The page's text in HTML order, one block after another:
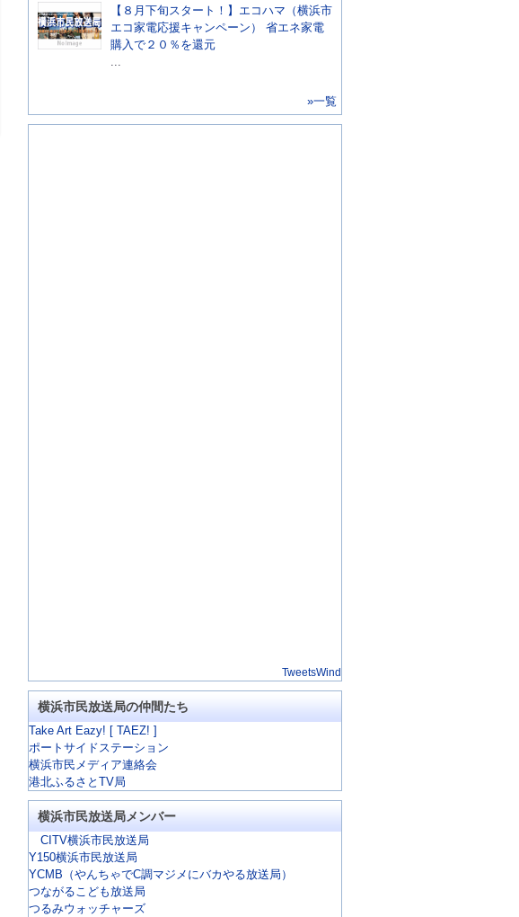
【８月下旬スタート！】エコハマ（横浜市
エコ家電応援キャンペーン） 省エネ家電
購入で２０％を還元
...
»一覧
TweetsWind
横浜市民放送局の仲間たち
Take Art Eazy! [ TAEZ! ]
ポートサイドステーション
横浜市民メディア連絡会
港北ふるさとTV局
横浜市民放送局メンバー
CITV横浜市民放送局
Y150横浜市民放送局
YCMB（やんちゃでC調マジメにバカやる放送局）
つながるこども放送局
つるみウォッチャーズ